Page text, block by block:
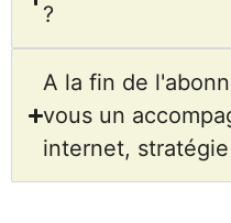
?
A la fin de
vous un
internet,